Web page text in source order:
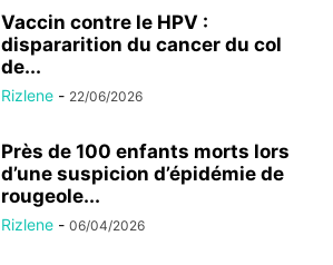
Vaccin contre le HPV :
dispararition du cancer du col
de...
Rizlene - 22/06/2026
Près de 100 enfants morts lors
d’une suspicion d’épidémie de
rougeole...
Rizlene - 06/04/2026